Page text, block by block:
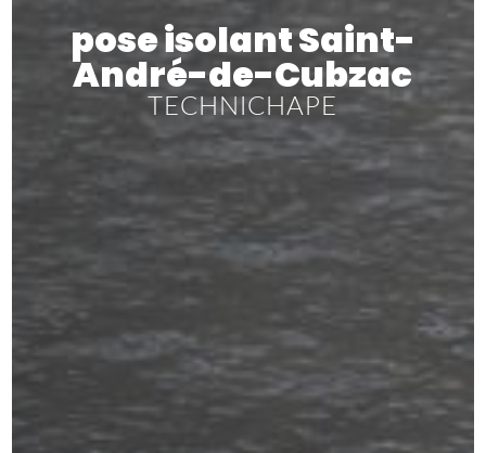
pose isolant Saint-
André-de-Cubzac
TECHNICHAPE